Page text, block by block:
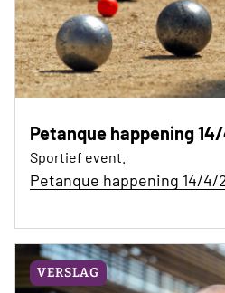
Petanque happening
Sportief event.
Petanque happening 14/4/
VERSLAG